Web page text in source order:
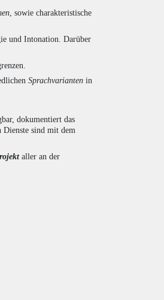
, sowie charakteristische
und Intonation. Darüber
Sprachvarianten in
dokumentiert das
Dienste sind mit dem
aller an der